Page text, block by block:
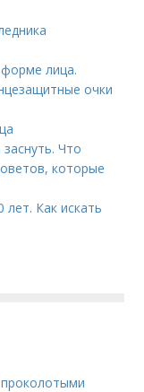
лица.
очки
Что
которые
Как искать
проколотыми